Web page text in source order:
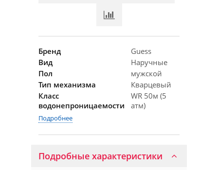
Бренд
Guess
Вид
Наручные
Пол
мужской
Тип механизма
Кварцевый
Класс
водонепроницаемости
WR 50м (5
атм)
Подробнее
Подробные характеристики